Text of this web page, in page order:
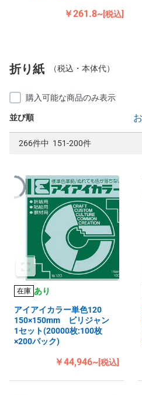
￥261.8~[税込]
折り紙 （税込・本体代）
購入可能な商品のみ表示
並び順
266件中 151-200件
在庫 あり
アイアイカラー単色120
150×150mm ビリジャン
1セット(20000枚:100枚
×200パック)
￥44,946~[税込]